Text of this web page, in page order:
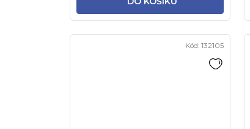
Kód: 132105